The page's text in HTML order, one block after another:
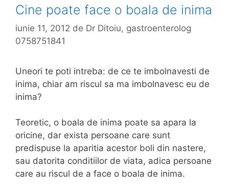
e
a
e
a
(
t
e
Cine poate face o boala de inima
iunie 11, 2012 de Dr Ditoiu, gastroenterolog
0758751841
Uneori te poti intreba: de ce te imbolnavesti de
inima, chiar am riscul sa ma imbolnavesc eu de
inima?
Teoretic, o boala de inima poate sa apara la
oricine, dar exista persoane care sunt
predispuse la aparitia acestor boli din nastere,
sau datorita conditiilor de viata, adica persoane
care au riscul de a face o boala de inima.